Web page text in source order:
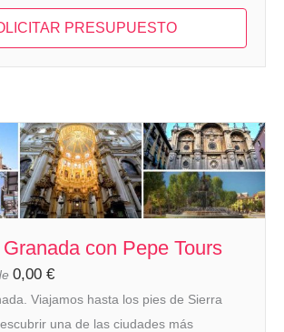
PRESUPUESTO
con Pepe Tours
0,00 €
Viajamos hasta los pies de Sierra
una de las ciudades más